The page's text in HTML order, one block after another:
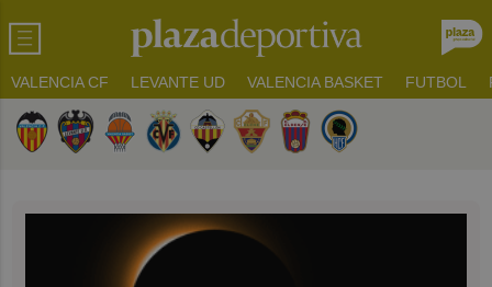
VALENCIA CF LEVANTE UD VALENCIA BASKET FUTBOL